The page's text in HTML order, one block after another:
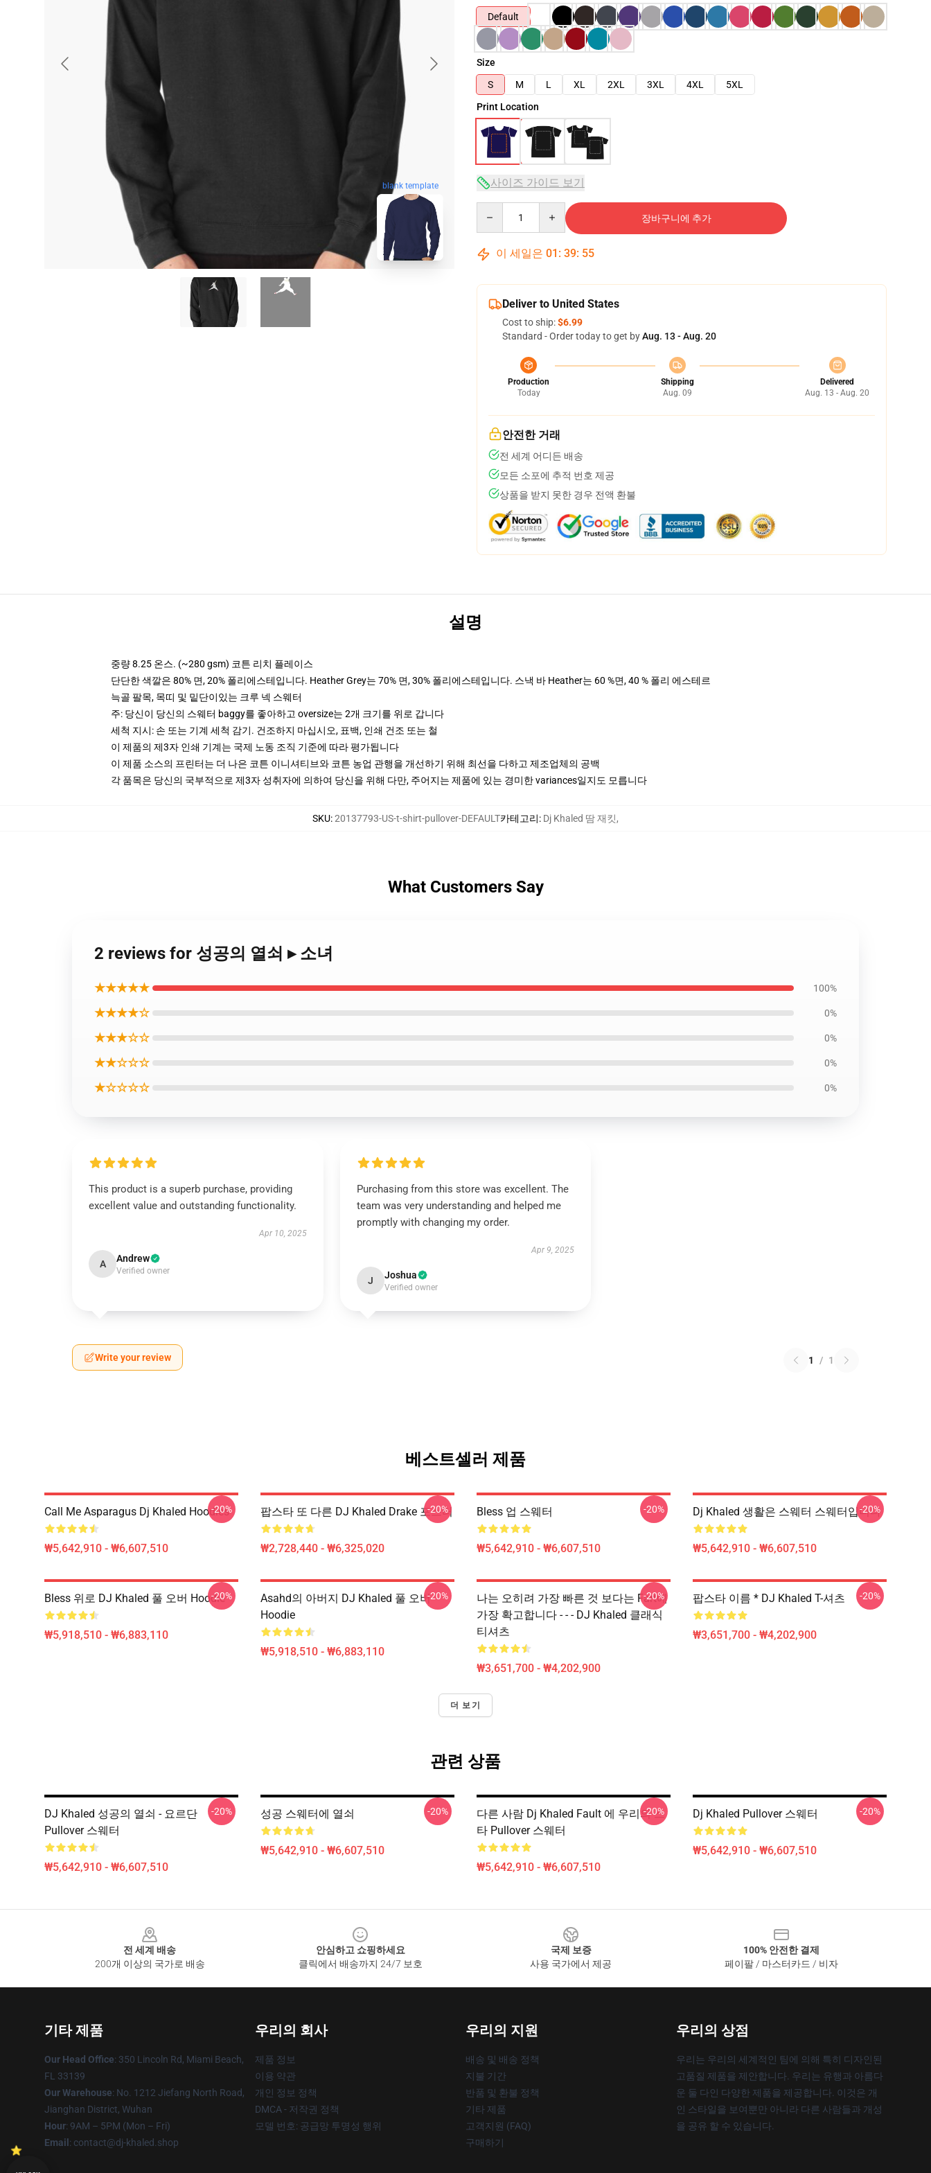
blank template
Default
Size
S
M L XL 2XL 3XL 4XL
5XL
Print Location
사이즈 가이드 보기
장바구니에 추가
이 세일은 01 : 39: 54
Deliver to United States
Cost to ship:$6.99
Standard - Order today to get byAug. 13 - Aug. 20
Production
Today
Shipping
Aug. 09
Delivered
Aug. 13 - Aug. 20
안전한 거래
전 세계 어디든 배송
모든 소포에 추적 번호 제공
상품을 받지 못한 경우 전액 환불
설명
중량 8.25 온스. (~280 gsm) 코튼 리치 플레이스
단단한 색깔은 80% 면, 20% 폴리에스테입니다. Heather Grey는 70% 면, 30% 폴리에스테입니다. 스낵 바 Heather는 60 %면, 40 % 폴리 에스테르
늑골 팔목, 목띠 및 밑단이있는 크루 넥 스웨터
주: 당신이 당신의 스웨터 baggy를 좋아하고 oversize는 2개 크기를 위로 갑니다
세척 지시: 손 또는 기계 세척 감기. 건조하지 마십시오, 표백, 인쇄 건조 또는 철
이 제품의 제3자 인쇄 기계는 국제 노동 조직 기준에 따라 평가됩니다
이 제품 소스의 프린터는 더 나은 코튼 이니셔티브와 코튼 농업 관행을 개선하기 위해 최선을 다하고 제조업체의 공백
각 품목은 당신의 국부적으로 제3자 성취자에 의하여 당신을 위해 다만, 주어지는 제품에 있는 경미한 variances일지도 모릅니다
SKU:20137793-US-t-shirt-pullover-DEFAULT카테고리: Dj Khaled 땀 재킷,
What Customers Say
2 reviews for 성공의 열쇠 ▸ 소녀
★★★★★ 100%
★★★★☆ 0%
★★★☆☆ 0%
★★☆☆☆ 0%
★☆☆☆☆ 0%
This product is a superb purchase, providing
excellent value and outstanding functionality.
Apr 10, 2025
A Andrew
Verified owner
Purchasing from this store was excellent. The
team was very understanding and helped me
promptly with changing my order.
Apr 9, 2025
J Joshua
Verified owner
Write your review 1 / 1
베스트셀러 제품
Call Me Asparagus Dj Khaled Hoodies
₩5,642,910 - ₩6,607,510
-20% 팝스타 또 다른 DJ Khaled Drake 포스터
₩2,728,440 - ₩6,325,020
-20% Bless 업 스웨터
₩5,642,910 - ₩6,607,510
-20% Dj Khaled 생활은 스웨터 스웨터입니다
₩5,642,910 - ₩6,607,510
-20%
Bless 위로 DJ Khaled 풀 오버 Hoodie
₩5,918,510 - ₩6,883,110
-20%
Asahd의 아버지 DJ Khaled 풀 오버
Hoodie
₩5,918,510 - ₩6,883,110
-20%
나는 오히려 가장 빠른 것 보다는 Fart에
가장 확고합니다 - - - DJ Khaled 클래식
티셔츠
₩3,651,700 - ₩4,202,900
-20% 팝스타 이름 * DJ Khaled T-셔츠
₩3,651,700 - ₩4,202,900
-20%
더 보기
관련 상품
DJ Khaled 성공의 열쇠 - 요르단
Pullover 스웨터
₩5,642,910 - ₩6,607,510
-20% 성공 스웨터에 열쇠
₩5,642,910 - ₩6,607,510
-20%
다른 사람 Dj Khaled Fault 에 우리의 스
타 Pullover 스웨터
₩5,642,910 - ₩6,607,510
-20% Dj Khaled Pullover 스웨터
₩5,642,910 - ₩6,607,510
-20%
전 세계 배송
200개 이상의 국가로 배송
안심하고 쇼핑하세요
클릭에서 배송까지 24/7 보호
국제 보증
사용 국가에서 제공
100% 안전한 결제
페이팔 / 마스터카드 / 비자
기타 제품
Our Head Office: 350 Lincoln Rd, Miami Beach,
FL 33139
Our Warehouse: No. 1212 Jiefang North Road,
Jianghan District, Wuhan
Hour: 9AM – 5PM (Mon – Fri)
Email : contact@dj-khaled.shop
우리의 회사
제품 정보
이용 약관
개인 정보 정책
DMCA - 저작권 정책
모델 번호: 공급망 투명성 행위
우리의 지원
배송 및 배송 정책
지불 기간
반품 및 환불 정책
기타 제품
고객지원 (FAQ)
구매하기
우리의 상점
우리는 우리의 세계적인 팀에 의해 특히 디자인된
고품질 제품을 제안합니다. 우리는 유행과 아름다
운 둘 다인 다양한 제품을 제공합니다. 이것은 개
인 스타일을 보여뿐만 아니라 다른 사람들과 개성
을 공유 할 수 있습니다.